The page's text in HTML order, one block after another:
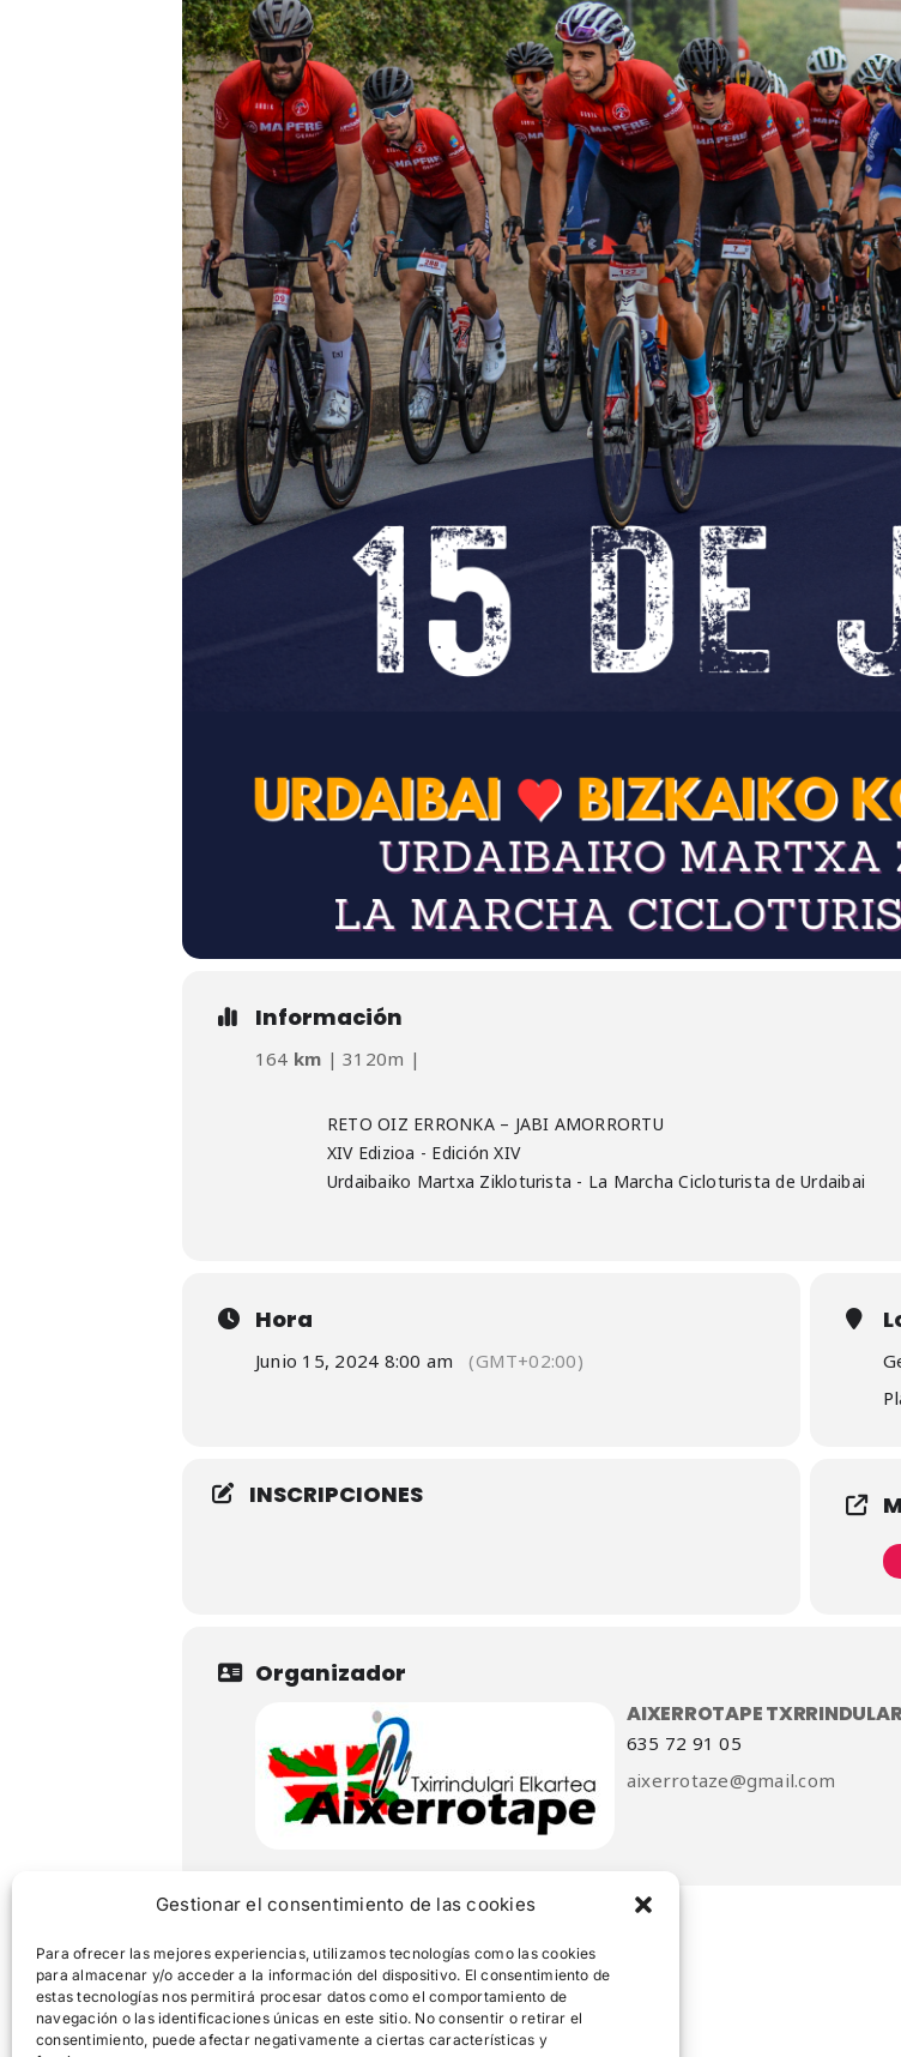
Gestionar el consentimiento de las cookies
Para ofrecer las mejores experiencias, utilizamos tecnologías como las cookies
para almacenar y/o acceder a la información del dispositivo. El consentimiento de
estas tecnologías nos permitirá procesar datos como el comportamiento de
navegación o las identificaciones únicas en este sitio. No consentir o retirar el
consentimiento, puede afectar negativamente a ciertas características y
Información
164 km | 3120m |
RETO OIZ ERRONKA – JABI AMORRORTU
XIV Edizioa - Edición XIV
Urdaibaiko Martxa Zikloturista - La Marcha Cicloturista de Urdaibai
Hora
Junio 15, 2024 8:00 am (GMT+02:00)
INSCRIPCIONES
Organizador
AIXERROTAPE
635 72 91 05
aixerrotaze@gmail.com